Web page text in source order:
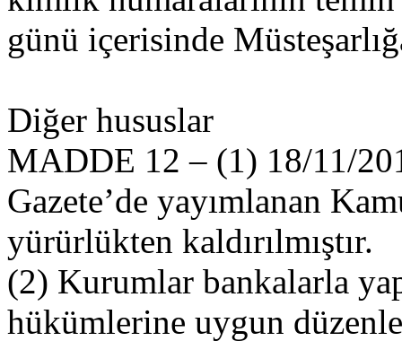
günü içerisinde
Diğer hususlar
MADDE 12 – (1) 18/11/
Gazete’de yayımlanan
yürürlükten kaldırılmıştır.
(2) Kurumlar bankalarla
hükümlerine uygun